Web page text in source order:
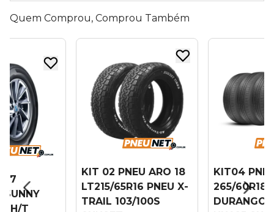
Quem Comprou, Comprou Também
17
SUNNY
H/T
KIT 02 PNEU ARO 18
LT215/65R16 PNEU X-
TRAIL 103/100S
KIT04
265/60R18
DURANGO